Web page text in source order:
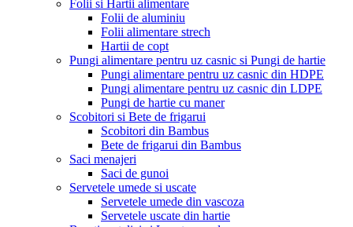
Folii si Hartii alimentare
Folii de aluminiu
Folii alimentare strech
Hartii de copt
Pungi alimentare pentru uz casnic si Pungi de hartie
Pungi alimentare pentru uz casnic din HDPE
Pungi alimentare pentru uz casnic din LDPE
Pungi de hartie cu maner
Scobitori si Bete de frigarui
Scobitori din Bambus
Bete de frigarui din Bambus
Saci menajeri
Saci de gunoi
Servetele umede si uscate
Servetele umede din vascoza
Servetele uscate din hartie